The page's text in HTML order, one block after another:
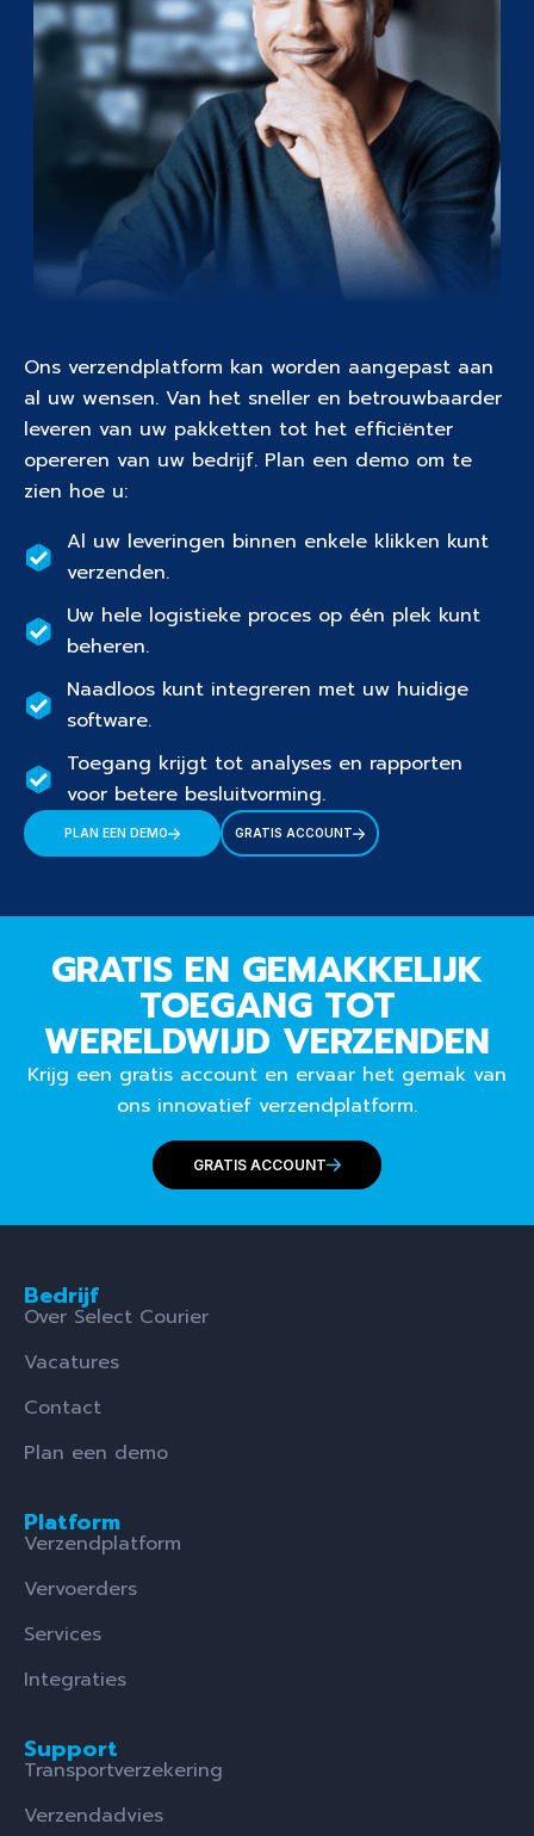
Ons verzendplatform kan worden aangepast aan
al uw wensen. Van het sneller en betrouwbaarder
leveren van uw pakketten tot het efficiënter
opereren van uw bedrijf. Plan een demo om te
zien hoe u:
Al uw leveringen binnen enkele klikken kunt
verzenden.
Uw hele logistieke proces op één plek kunt
beheren.
Naadloos kunt integreren met uw huidige
software.
Toegang krijgt tot analyses en rapporten
voor betere besluitvorming.
PLAN EEN DEMO GRATIS ACCOUNT
GRATIS EN GEMAKKELIJK
TOEGANG TOT
WERELDWIJD VERZENDEN
Krijg een gratis account en ervaar het gemak van
ons innovatief verzendplatform.
GRATIS ACCOUNT
Bedrijf
Over Select Courier
Vacatures
Contact
Plan een demo
Platform
Verzendplatform
Vervoerders
Services
Integraties
Support
Transportverzekering
Verzendadvies